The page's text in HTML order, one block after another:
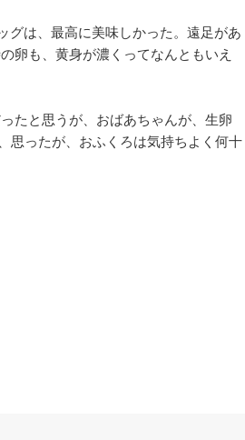
グは、最高に美味しかった。遠足があ
卵も、黄身が濃くってなんともいえ
たと思うが、おばあちゃんが、生卵
思ったが、おふくろは気持ちよく何十